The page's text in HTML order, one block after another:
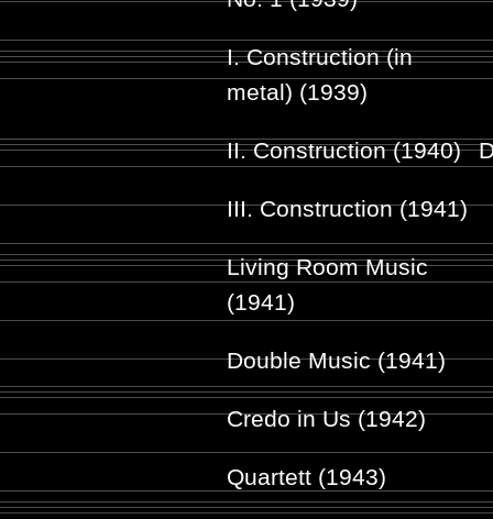
I. Construction (in
metal) (1939)
II. Construction (1940)
III. Construction (1941)
Living Room Music
(1941)
Double Music (1941)
Credo in Us (1942)
Quartett (1943)